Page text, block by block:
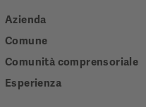
Azienda
Comune
Comunità comprensoriale
Esperienza